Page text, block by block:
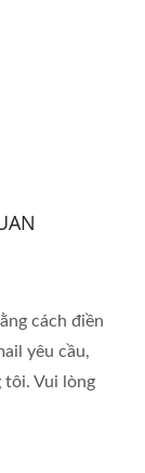
cách điền
yêu cầu,
tôi. Vui lòng